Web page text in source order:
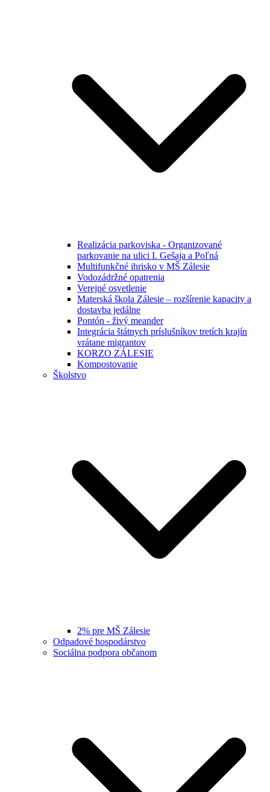
Realizácia parkoviska - Organizované
parkovanie na ulici I. Gešaja a Poľná
Multifunkčné ihrisko v MŠ Zálesie
Vodozádržné opatrenia
Verejné osvetlenie
Materská škola Zálesie – rozšírenie kapacity a
dostavba jedálne
Pontón - živý meander
Integrácia štátnych príslušníkov tretích krajín
vrátane migrantov
KORZO ZÁLESIE
Kompostovanie
Školstvo
2% pre MŠ Zálesie
Odpadové hospodárstvo
Sociálna podpora občanom